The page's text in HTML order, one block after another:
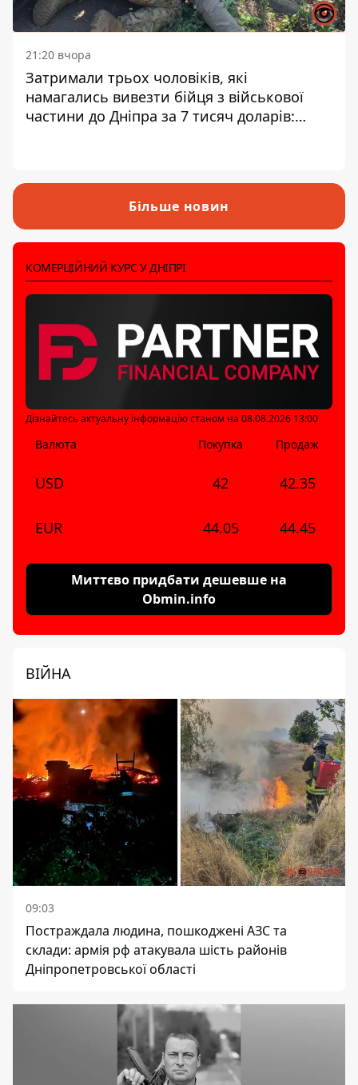
21:20 вчора
Затримали трьох чоловіків, які
намагались вивезти бійця з військової
частини до Дніпра за 7 тисяч доларів:
Більше новин
КОМЕРЦІЙНИЙ КУРС У ДНІПРІ
Дізнайтесь актуальну інформацію станом на 08.08.2026 13:00
Валюта Покупка Продаж
USD 42 42.35
EUR 44.05 44.45
Миттєво придбати дешевше на
Obmin.info
ВІЙНА
09:03
Постраждала людина, пошкоджені АЗС та
склади: армія рф атакувала шість районів
Дніпропетровської області